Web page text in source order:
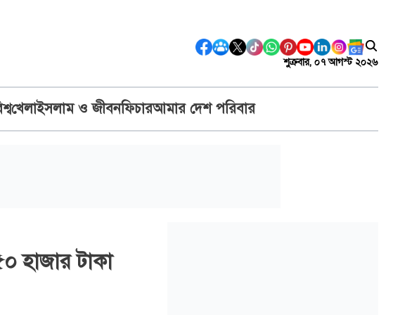
শুক্রবার, ০৭ আগস্ট ২০২৬
খেলাইসলাম ও জীবনফিচারআমার দেশ পরিবার
হাজার টাকা